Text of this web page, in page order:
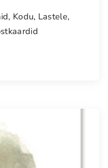
, Kodu, Lastele,